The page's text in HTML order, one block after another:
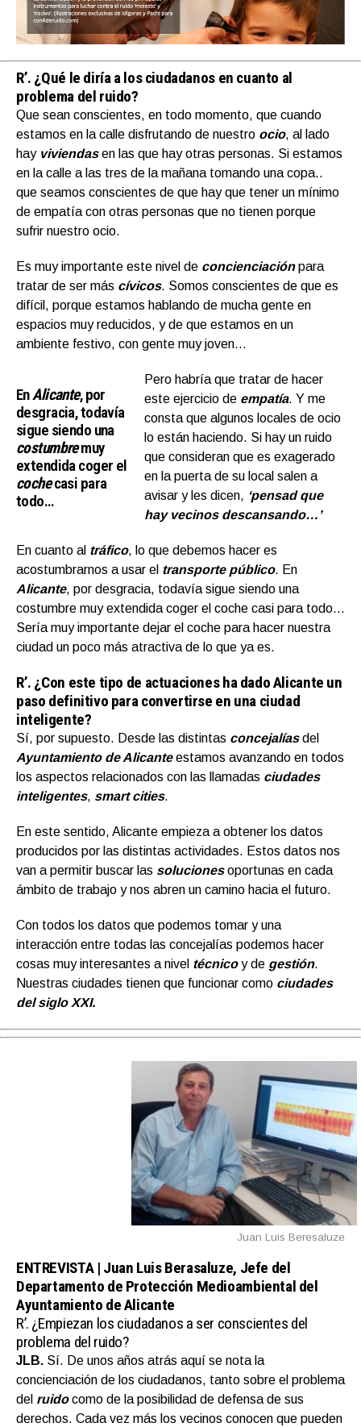
R’. ¿Qué le diría a los ciudadanos en cuanto al
problema del ruido?
Que sean conscientes, en todo momento, que cuando
estamos en la calle disfrutando de nuestro ocio, al lado
hay viviendasen las que hay otras personas. Si estamos
en la calle a las tres de la mañana tomando una copa..
que seamos conscientes de que hay que tener un mínimo
de empatía con otras personas que no tienen porque
sufrir nuestro ocio.
Es muy importante este nivel de concienciaciónpara
tratar de ser más cívicos. Somos conscientes de que es
difícil, porque estamos hablando de mucha gente en
espacios muy reducidos, y de que estamos en un
ambiente festivo, con gente muy joven…
EnAlicante, por
desgracia, todavía
sigue siendo una
costumbremuy
extendida coger el
cochecasi para
todo…
Pero habría que tratar de hacer
este ejercicio de empatía. Y me
consta que algunos locales de ocio
lo están haciendo. Si hay un ruido
que consideran que es exagerado
en la puerta de su local salen a
avisar y les dicen, ‘pensad que
hay vecinos descansando…’
En cuanto al tráfico, lo que debemos hacer es
acostumbrarnos a usar el transporte público. En
Alicante, por desgracia, todavía sigue siendo una
costumbre muy extendida coger el coche casi para todo…
Sería muy importante dejar el coche para hacer nuestra
ciudad un poco más atractiva de lo que ya es.
R’. ¿Con este tipo de actuaciones ha dado Alicante un
paso definitivo para convertirse en una ciudad
inteligente?
Sí, por supuesto. Desde las distintas concejalíasdel
Ayuntamiento de Alicanteestamos avanzando en todos
los aspectos relacionados con las llamadas ciudades
inteligentes, smart cities.
En este sentido, Alicante empieza a obtener los datos
producidos por las distintas actividades. Estos datos nos
van a permitir buscar las solucionesoportunas en cada
ámbito de trabajo y nos abren un camino hacia el futuro.
Con todos los datos que podemos tomar y una
interacción entre todas las concejalías podemos hacer
cosas muy interesantes a nivel técnicoy de gestión.
Nuestras ciudades tienen que funcionar como ciudades
del siglo XXI.
Juan Luis Beresaluze
ENTREVISTA | Juan Luis Berasaluze, Jefe del
Departamento de Protección Medioambiental del
Ayuntamiento de Alicante
R’. ¿Empiezan los ciudadanos a ser conscientes del
problema del ruido?
JLB. Sí. De unos años atrás aquí se nota la
concienciación de los ciudadanos, tanto sobre el problema
del ruidocomo de la posibilidad de defensa de sus
derechos. Cada vez más los vecinos conocen que pueden